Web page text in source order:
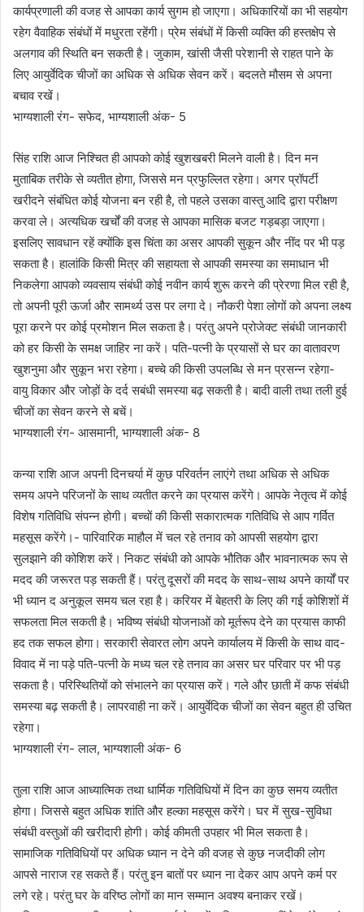
कार्यप्रणाली की वजह से आपका कार्य सुगम हो जाएगा। अधिकारियों का भी सहयोग
रहेग वैवाहिक संबंधों में मधुरता रहेंगी। प्रेम संबंधों में किसी व्यक्ति की हस्तक्षेप से
अलगाव की स्थिति बन सकती है। जुकाम, खांसी जैसी परेशानी से राहत पाने के
लिए आयुर्वेदिक चीजों का अधिक से अधिक सेवन करें। बदलते मौसम से अपना
बचाव रखें।
भाग्यशाली रंग- सफेद, भाग्यशाली अंक- 5
सिंह राशि आज निश्चित ही आपको कोई खुशखबरी मिलने वाली है। दिन मन
मुताबिक तरीके से व्यतीत होगा, जिससे मन प्रफुल्लित रहेगा। अगर प्रॉपर्टी
खरीदने संबंधित कोई योजना बन रही है, तो पहले उसका वास्तु आदि द्वारा परीक्षण
करवा ले। अत्यधिक खर्चों की वजह से आपका मासिक बजट गड़बड़ा जाएगा।
इसलिए सावधान रहें क्योंकि इस चिंता का असर आपकी सुकून और नींद पर भी पड़
सकता है। हालांकि किसी मित्र की सहायता से आपकी समस्या का समाधान भी
निकलेगा आपको व्यवसाय संबंधी कोई नवीन कार्य शुरू करने की प्रेरणा मिल रही है,
तो अपनी पूरी ऊर्जा और सामर्थ्य उस पर लगा दे। नौकरी पेशा लोगों को अपना लक्ष्य
पूरा करने पर कोई प्रमोशन मिल सकता है। परंतु अपने प्रोजेक्ट संबंधी जानकारी
को हर किसी के समक्ष जाहिर ना करें। पति-पत्नी के प्रयासों से घर का वातावरण
खुशनुमा और सुकून भरा रहेगा। बच्चे की किसी उपलब्धि से मन प्रसन्न रहेगा-
वायु विकार और जोड़ों के दर्द सबंधी समस्या बढ़ सकती है। बादी वाली तथा तली हुई
चीजों का सेवन करने से बचें।
भाग्यशाली रंग- आसमानी, भाग्यशाली अंक- 8
कन्या राशि आज अपनी दिनचर्या में कुछ परिवर्तन लाएंगे तथा अधिक से अधिक
समय अपने परिजनों के साथ व्यतीत करने का प्रयास करेंगे। आपके नेतृत्व में कोई
विशेष गतिविधि संपन्न होगी। बच्चों की किसी सकारात्मक गतिविधि से आप गर्वित
महसूस करेंगे।- पारिवारिक माहौल में चल रहे तनाव को आपसी सहयोग द्वारा
सुलझाने की कोशिश करें। निकट संबंधी को आपके भौतिक और भावनात्मक रूप से
मदद की जरूरत पड़ सकती हैं। परंतु दूसरों की मदद के साथ-साथ अपने कार्यों पर
भी ध्यान द अनुकूल समय चल रहा है। करियर में बेहतरी के लिए की गई कोशिशों में
सफलता मिल सकती है। भविष्य संबंधी योजनाओं को मूर्तरूप देने का प्रयास काफी
हद तक सफल होगा। सरकारी सेवारत लोग अपने कार्यालय में किसी के साथ वाद-
विवाद में ना पड़े पति-पत्नी के मध्य चल रहे तनाव का असर घर परिवार पर भी पड़
सकता है। परिस्थितियों को संभालने का प्रयास करें। गले और छाती में कफ संबंधी
समस्या बढ़ सकती है। लापरवाही ना करें। आयुर्वेदिक चीजों का सेवन बहुत ही उचित
रहेगा।
भाग्यशाली रंग- लाल, भाग्यशाली अंक- 6
तुला राशि आज आध्यात्मिक तथा धार्मिक गतिविधियों में दिन का कुछ समय व्यतीत
होगा। जिससे बहुत अधिक शांति और हल्का महसूस करेंगे। घर में सुख-सुविधा
संबंधी वस्तुओं की खरीदारी होगी। कोई कीमती उपहार भी मिल सकता है।
सामाजिक गतिविधियों पर अधिक ध्यान न देने की वजह से कुछ नजदीकी लोग
आपसे नाराज रह सकते हैं। परंतु इन बातों पर ध्यान ना देकर आप अपने कर्म पर
लगे रहे। परंतु घर के वरिष्ठ लोगों का मान सम्मान अवश्य बनाकर रखें।